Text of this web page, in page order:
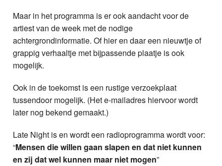
Info
Maar in het programma is er ook aandacht voor de
artiest van de week met de nodige
achtergrondinformatie. Of hier en daar een nieuwtje of
grappig verhaaltje met bijpassende plaatje is ook
mogelijk.
Ook in de toekomst is een rustige verzoekplaat
tussendoor mogelijk. (Het e-mailadres hiervoor wordt
later nog bekend gemaakt.)
Late Night is en wordt een radioprogramma wordt voor:
“Mensen die willen gaan slapen en dat niet kunnen
en zij dat wel kunnen maar niet mogen”